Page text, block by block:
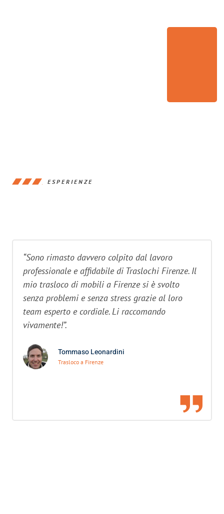
ESPERIENZE
“Sono rimasto davvero colpito dal lavoro
professionale e affidabile di Traslochi Firenze. Il
mio trasloco di mobili a Firenze si è svolto
senza problemi e senza stress grazie al loro
team esperto e cordiale. Li raccomando
vivamente!”.
Tommaso Leonardini
Trasloco a Firenze